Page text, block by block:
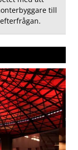
till